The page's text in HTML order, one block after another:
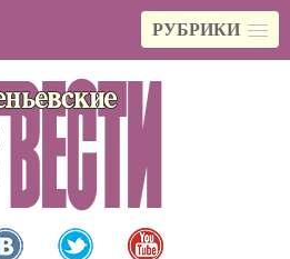
РУБРИКИ